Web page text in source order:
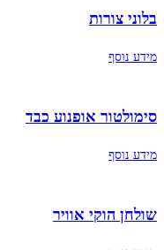
בלוני צורות
מידע נוסף
סימולטור אופנוע כבד
מידע נוסף
שולחן הוקי אוויר